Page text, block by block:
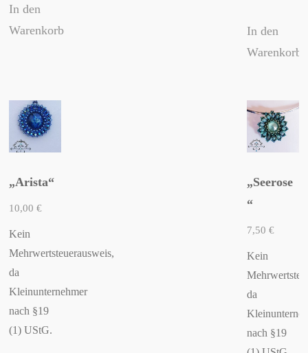
In den
Warenkorb
In den
Warenkorb
„Arista“
10,00€
Kein
Mehrwertsteuerausweis,
da
Kleinunternehmer
nach §19
(1) UStG.
„Seerose
“
7,50 €
Kein
da
nach §19